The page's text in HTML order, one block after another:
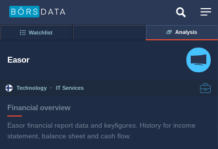
Watchlist Analysis
Easor
Technology · IT Services
Financial overview
Easor financial report data and keyfigures. History for income
statement, balance sheet and cash flow.